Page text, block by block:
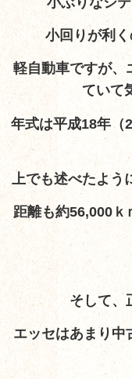
小回りが利
軽自動車ですが、
ていて
年式は平成18年（
上でも述べたよ
距離も約56,000ｋ
そして、
エッセはあまり中